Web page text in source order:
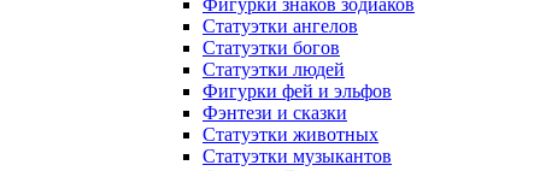
Фигурки знаков зодиаков
Статуэтки ангелов
Статуэтки богов
Статуэтки людей
Фигурки фей и эльфов
Фэнтези и сказки
Статуэтки животных
Статуэтки музыкантов